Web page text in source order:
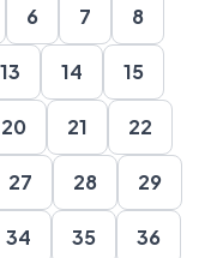
6 7 8
13 14 15
20 21 22
27 28 29
34 35 36